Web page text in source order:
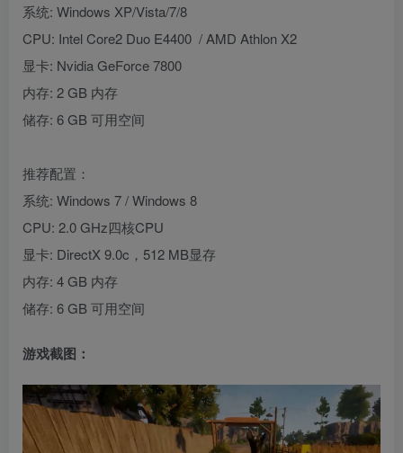
系统: Windows XP/Vista/7/8
CPU: Intel Core2 Duo E4400 / AMD Athlon X2
显卡: Nvidia GeForce 7800
内存: 2 GB 内存
储存: 6 GB 可用空间
推荐配置：
系统: Windows 7 / Windows 8
CPU: 2.0 GHz四核CPU
显卡: DirectX 9.0c，512 MB显存
内存: 4 GB 内存
储存: 6 GB 可用空间
游戏截图：